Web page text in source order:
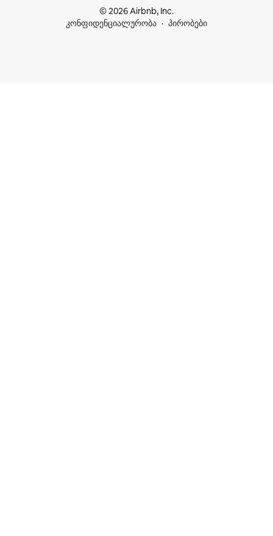
© 2026 Airbnb, Inc.
კონფიდენციალურობა
პირობები